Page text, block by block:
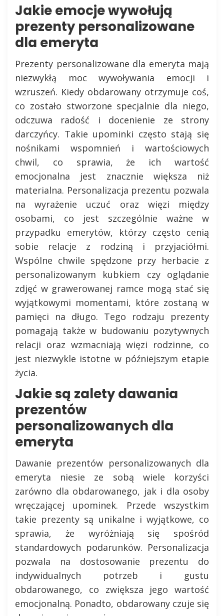
Jakie emocje wywołują
prezenty personalizowane
dla emeryta
Prezenty personalizowane dla emeryta mają
niezwykłą moc wywoływania emocji i
wzruszeń. Kiedy obdarowany otrzymuje coś,
co zostało stworzone specjalnie dla niego,
odczuwa radość i docenienie ze strony
darczyńcy. Takie upominki często stają się
nośnikami wspomnień i wartościowych
chwil, co sprawia, że ich wartość
emocjonalna jest znacznie większa niż
materialna. Personalizacja prezentu pozwala
na wyrażenie uczuć oraz więzi między
osobami, co jest szczególnie ważne w
przypadku emerytów, którzy często cenią
sobie relacje z rodziną i przyjaciółmi.
Wspólne chwile spędzone przy herbacie z
personalizowanym kubkiem czy oglądanie
zdjęć w grawerowanej ramce mogą stać się
wyjątkowymi momentami, które zostaną w
pamięci na długo. Tego rodzaju prezenty
pomagają także w budowaniu pozytywnych
relacji oraz wzmacniają więzi rodzinne, co
jest niezwykle istotne w późniejszym etapie
życia.
Jakie są zalety dawania
prezentów
personalizowanych dla
emeryta
Dawanie prezentów personalizowanych dla
emeryta niesie ze sobą wiele korzyści
zarówno dla obdarowanego, jak i dla osoby
wręczającej upominek. Przede wszystkim
takie prezenty są unikalne i wyjątkowe, co
sprawia, że wyróżniają się spośród
standardowych podarunków. Personalizacja
pozwala na dostosowanie prezentu do
indywidualnych potrzeb i gustu
obdarowanego, co zwiększa jego wartość
emocjonalną. Ponadto, obdarowany czuje się